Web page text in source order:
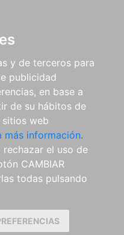
y de terceros para
publicidad
en base a
de su hábitos de
web
más información.
el uso de
CAMBIAR
todas pulsando